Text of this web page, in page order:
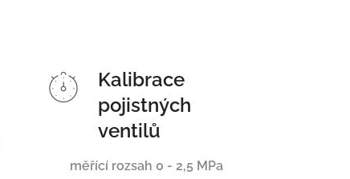
Kalibrace
pojistných
ventilů
měřící rozsah 0 - 2,5 MPa